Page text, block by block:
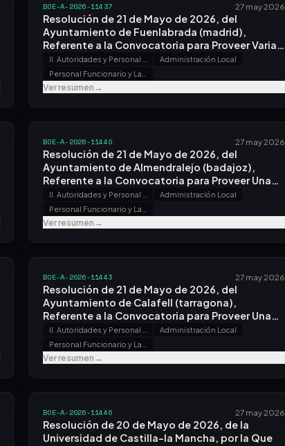
BOE-A-2026-11437 27 may 2026
Resolución de 21 de Mayo de 2026, del
Ayuntamiento de Fuenlabrada (madrid),
Referente a la Convocatoria para Proveer Varias
Plazas.
Administración Local
Ver resumen→
BOE-A-2026-11440 27 may 2026
Resolución de 21 de Mayo de 2026, del
Ayuntamiento de Almendralejo (badajoz),
Referente a la Convocatoria para Proveer Una
Plaza.
Administración Local
Ver resumen→
BOE-A-2026-11443 27 may 2026
Resolución de 21 de Mayo de 2026, del
Ayuntamiento de Calafell (tarragona),
Referente a la Convocatoria para Proveer Una
Plaza.
Administración Local
Ver resumen→
BOE-A-2026-11446 27 may 2026
Resolución de 20 de Mayo de 2026, de la
Universidad de Castilla-la Mancha, por la Que